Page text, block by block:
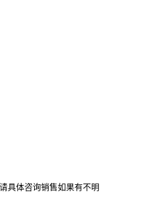
具体咨询销售如果有不明